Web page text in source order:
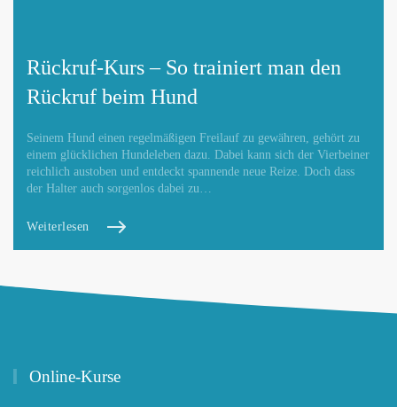
Rückruf-Kurs – So trainiert man den
Rückruf beim Hund
Seinem Hund einen regelmäßigen Freilauf zu gewähren, gehört zu
einem glücklichen Hundeleben dazu. Dabei kann sich der Vierbeiner
reichlich austoben und entdeckt spannende neue Reize. Doch dass
der Halter auch sorgenlos dabei zu…
Weiterlesen
Online-Kurse